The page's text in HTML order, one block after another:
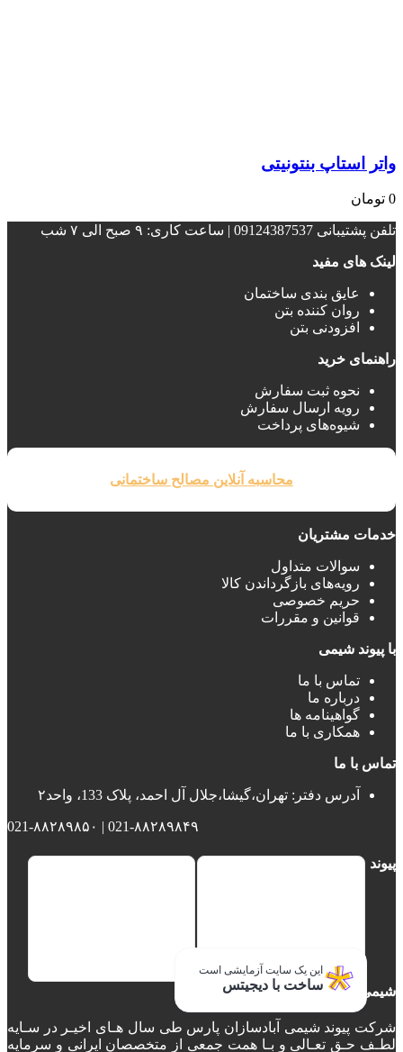
واتر استاپ بنتونیتی
0 تومان
تلفن پشتیبانی 09124387537 | ساعت کاری: ۹ صبح الی ۷ شب
لینک های مفید
عایق بندی ساختمان‌
روان کننده بتن
افزودنی بتن
راهنمای خرید
نحوه ثبت سفارش
رویه ارسال سفارش
شیوه‌های پرداخت
محاسبه آنلاین مصالح ساختمانی
خدمات مشتریان
سوالات متداول
رویه‌های بازگرداندن کالا
حریم خصوصی
قوانین و مقررات
با پیوند شیمی
تماس با ما
درباره ما
گواهینامه ها
همکاری با ما
تماس با ما
آدرس دفتر: تهران،گیشا،جلال آل احمد، پلاک 133، واحد۲
021-۸۸۲۸۹۸۴۹ | 021-۸۸۲۸۹۸۵۰
پیوند
شیمی
شرکت پیوند شیمی آبادسازان پارس طی سال هـای اخیـر در سـایه
لطـف حـق تعـالی و بـا همت جمعی از متخصصان ایرانی و سرمایه
این یک سایت آزمایشی است
ساخت با دیجیتس